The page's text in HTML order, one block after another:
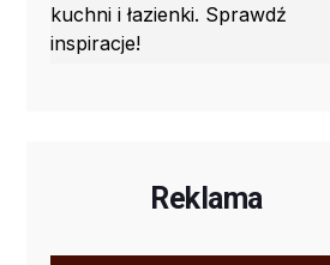
kuchni i łazienki. Sprawdź
inspiracje!
Reklama